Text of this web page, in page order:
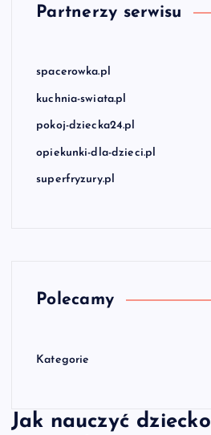
Partnerzy serwisu
spacerowka.pl
kuchnia-swiata.pl
pokoj-dziecka24.pl
opiekunki-dla-dzieci.pl
superfryzury.pl
Polecamy
Kategorie
Jak nauczyć dziecko